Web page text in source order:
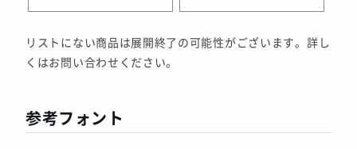
リストにない商品は展開終了の可能性がございます。詳し
くはお問い合わせください。
参考フォント